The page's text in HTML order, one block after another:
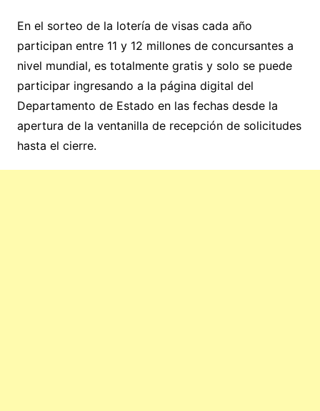
En el sorteo de la lotería de visas cada año
participan entre 11 y 12 millones de concursantes a
nivel mundial, es totalmente gratis y solo se puede
participar ingresando a la página digital del
Departamento de Estado en las fechas desde la
apertura de la ventanilla de recepción de solicitudes
hasta el cierre.